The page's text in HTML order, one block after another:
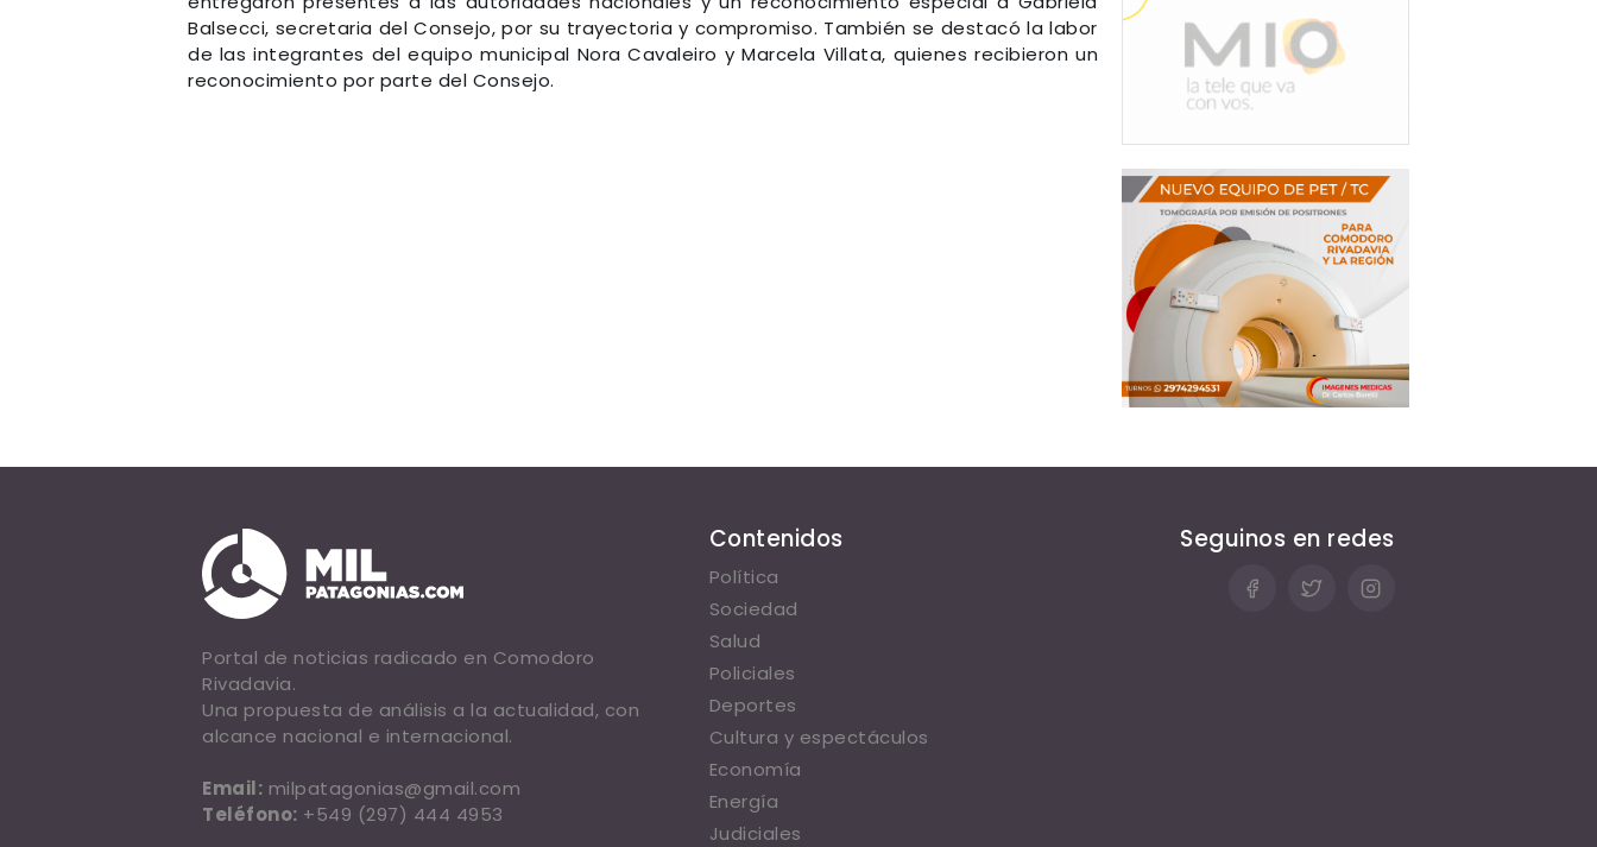
Balsecci, secretaria del Consejo, por su trayectoria y compromiso. También se destacó la labor
de las integrantes del equipo municipal Nora Cavaleiro y Marcela Villata, quienes recibieron un
reconocimiento por parte del Consejo.
Portal de noticias radicado en Comodoro
Rivadavia.
Una propuesta de análisis a la actualidad, con
alcance nacional e internacional.
Email: milpatagonias@gmail.com
Teléfono: +549 (297) 444 4953
Contenidos
Política
Sociedad
Salud
Policiales
Deportes
Cultura y espectáculos
Economía
Energía
Judiciales
Seguinos en redes